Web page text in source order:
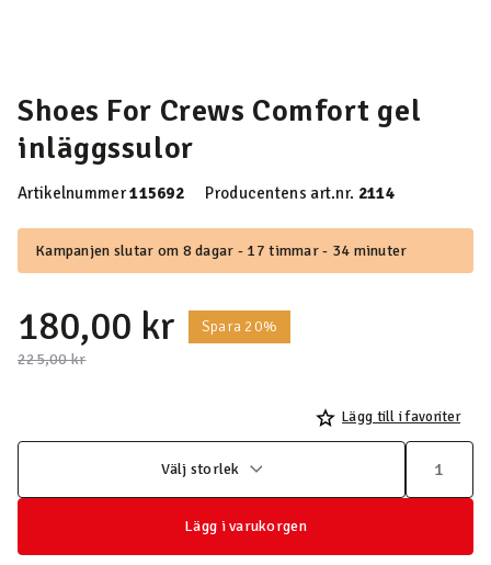
Shoes For Crews Comfort gel
inläggssulor
Artikelnummer115692 Producentens art.nr. 2114
Kampanjen slutar om 8 dagar - 17 timmar - 34 minuter
180,00 kr
Spara 20%
Pris nedsatt från
225,00 krtill
Lägg till i favoriter
Välj storlek
Lägg i varukorgen